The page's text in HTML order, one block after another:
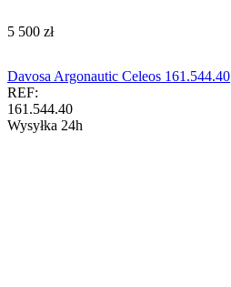
‍5 500‍ zł
Davosa Argonautic Celeos 161.544.40
REF:
161.544.40
Wysyłka 24h